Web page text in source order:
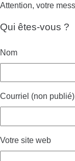
Attention, votre
Qui êtes-vous ?
Nom
Courriel (non publié)
Votre site web